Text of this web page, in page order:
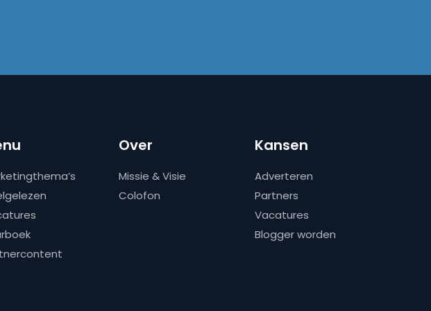
Over
Missie & Visie
Colofon
Kansen
Adverteren
Partners
Vacatures
Blogger worden